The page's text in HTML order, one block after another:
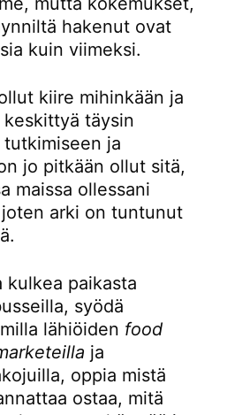
hakenut ovat
kuin viimeksi.
kiire mihinkään ja
täysin
ja
jo pitkään ollut sitä,
maissa ollessani
arki on tuntunut
kulkea paikasta
syödä
lähiöiden food
ja
oppia mistä
ostaa, mitä